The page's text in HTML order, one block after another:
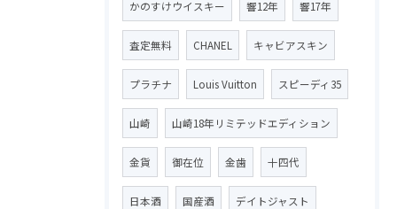
かのすけウイスキー 響12年 響17年
査定無料 CHANEL キャビアスキン
プラチナ Louis Vuitton スピーディ35
山崎 山崎18年リミテッドエディション
金貨 御在位 金歯 十四代
日本酒 国産酒 デイトジャスト